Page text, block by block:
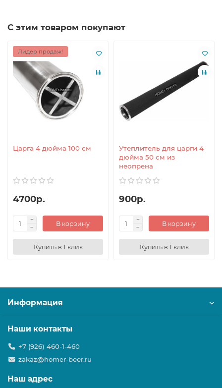
С этим товаром покупают
Лидер продаж!
Царга 4 дюйма 100 см
4700р.
В корзину
Купить в 1 клик
Утеплитель для царги 4
дюйма 50 см из
неопрена
900р.
В корзину
Купить в 1 клик
Информация
Наши контакты
+7 (926) 460-1-460
zakaz@homer-beer.ru
Наш адрес